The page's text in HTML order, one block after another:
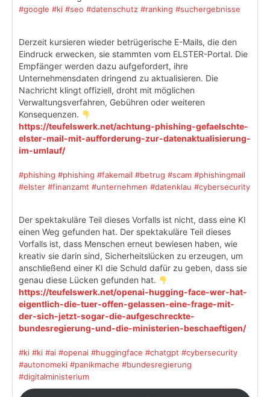
#google #ki #seo #datenschutz #ranking #suchergebnisse
Derzeit kursieren wieder betrügerische E-Mails, die den
Eindruck erwecken, sie stammten vom ELSTER-Portal. Die
Empfänger werden dazu aufgefordert, ihre
Unternehmensdaten dringend zu aktualisieren. Die
Nachricht klingt offiziell, droht mit möglichen
Verwaltungsverfahren, Gebühren oder weiteren
Konsequenzen.
https://teufelswerk.net/achtung-phishing-gefaelschte-
elster-mail-mit-aufforderung-zur-datenaktualisierung-
im-umlauf/
#phishing #phishing #fakemail #betrug #scam #phishingmail
#elster #finanzamt #unternehmen #datenklau #cybersecurity
Der spektakuläre Teil dieses Vorfalls ist nicht, dass eine KI
einen Weg gefunden hat. Der spektakuläre Teil dieses
Vorfalls ist, dass Menschen erneut bewiesen haben, wie
kreativ sie darin sind, Sicherheitslücken zu erzeugen, um
anschließend einer KI die Schuld dafür zu geben, dass sie
genau diese Lücken gefunden hat.
https://teufelswerk.net/openai-hugging-face-wer-hat-
eigentlich-die-tuer-offen-gelassen-eine-frage-mit-
der-sich-jetzt-sogar-die-aufgeschreckte-
bundesregierung-und-die-ministerien-beschaeftigen/
#ki #ki #ai #openai #huggingface #chatgpt #cybersecurity
#autonomeki #panikmache #bundesregierung
#digitalministerium